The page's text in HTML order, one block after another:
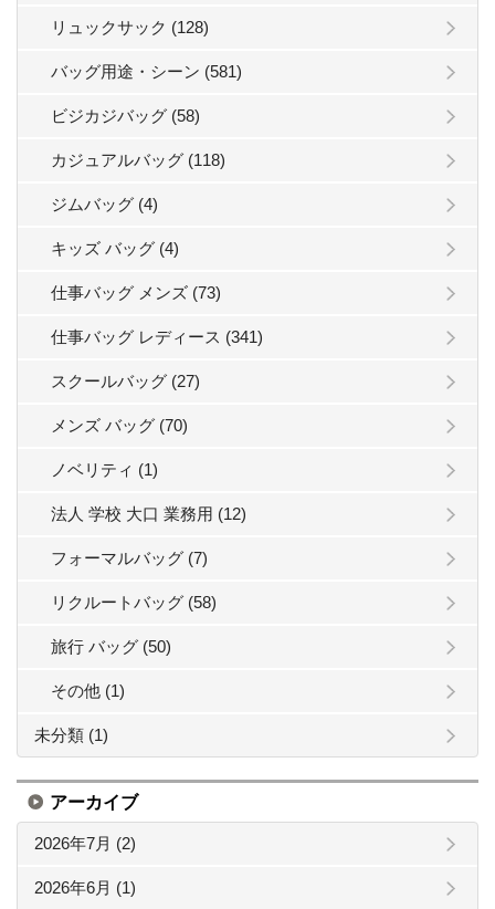
リュックサック (128)
バッグ用途・シーン (581)
ビジカジバッグ (58)
カジュアルバッグ (118)
ジムバッグ (4)
キッズ バッグ (4)
仕事バッグ メンズ (73)
仕事バッグ レディース (341)
スクールバッグ (27)
メンズ バッグ (70)
ノベリティ (1)
法人 学校 大口 業務用 (12)
フォーマルバッグ (7)
リクルートバッグ (58)
旅行 バッグ (50)
その他 (1)
未分類 (1)
アーカイブ
2026年7月 (2)
2026年6月 (1)